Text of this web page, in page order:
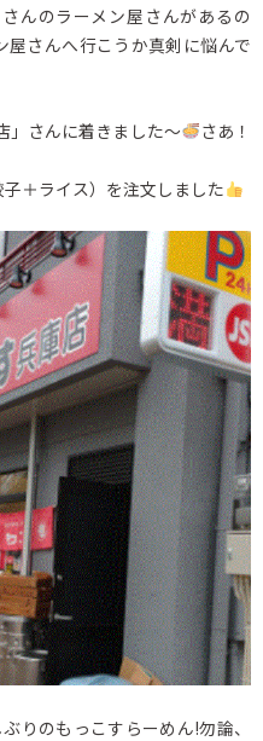
んのラーメン屋さんがあるの
屋さんへ行こうか真剣に悩んで
」さんに着きました～
さあ！
＋ライス）を注文しました
りのもっこすらーめん!勿論、